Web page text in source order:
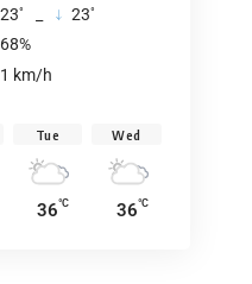
23° 23°
68%
1 km/h
Tue
36°C
Wed
36°C